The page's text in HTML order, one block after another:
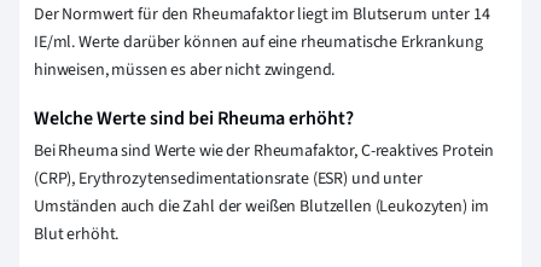
Der Normwert für den Rheumafaktor liegt im Blutserum unter 14
IE/ml. Werte darüber können auf eine rheumatische Erkrankung
hinweisen, müssen es aber nicht zwingend.
Welche Werte sind bei Rheuma erhöht?
Bei Rheuma sind Werte wie der Rheumafaktor, C-reaktives Protein
(CRP), Erythrozytensedimentationsrate (ESR) und unter
Umständen auch die Zahl der weißen Blutzellen (Leukozyten) im
Blut erhöht.